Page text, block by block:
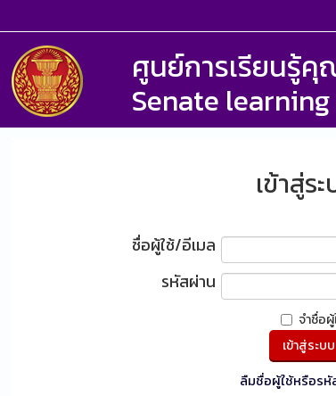
ศูนย์การเรียนรู้คุ
Senate
เข้าสู่ร
ชื่อผู้ใช้/อีเมล
รหัสผ่าน
จำชื่อผู้
ลืมชื่อผู้ใช้หรือรหั